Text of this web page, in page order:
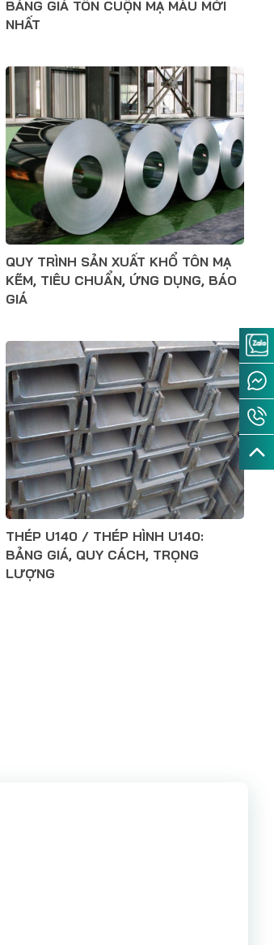
BẢNG GIÁ TÔN CUỘN MẠ MÀU MỚI
NHẤT
QUY TRÌNH SẢN XUẤT KHỔ TÔN MẠ
KẼM, TIÊU CHUẨN, ỨNG DỤNG, BÁO
GIÁ
THÉP U140 / THÉP HÌNH U140:
BẢNG GIÁ, QUY CÁCH, TRỌNG
LƯỢNG